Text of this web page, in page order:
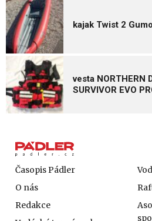
kajak Twist 2
vesta NORTHERN
SURVIVOR EVO
Časopis Pádler
O nás
Redakce